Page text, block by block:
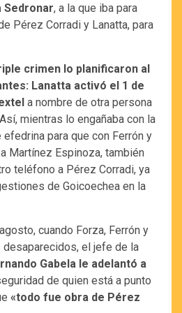
Sedronar, a la que iba para
Pérez Corradi y Lanatta, para
crimen lo planificaron al
Lanatta activó el 1 de
a nombre de otra persona
mientras lo engañaba con la
para que con Ferrón y
Martínez Espinoza, también
teléfono a Pérez Corradi, ya
de Goicoechea en la
cuando Forza, Ferrón y
desaparecidos, el jefe de la
Gabela le adelantó a
de quien está a punto
«todo fue obra de Pérez